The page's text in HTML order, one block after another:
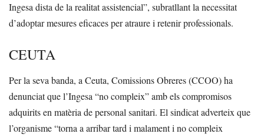
Ingesa dista de la realitat assistencial”, subratllant la necessitat
d’adoptar mesures eficaces per atraure i retenir professionals.
CEUTA
Per la seva banda, a Ceuta, Comissions Obreres (CCOO) ha
denunciat que l’Ingesa “no compleix” amb els compromisos
adquirits en matèria de personal sanitari. El sindicat adverteix que
l’organisme “torna a arribar tard i malament i no compleix